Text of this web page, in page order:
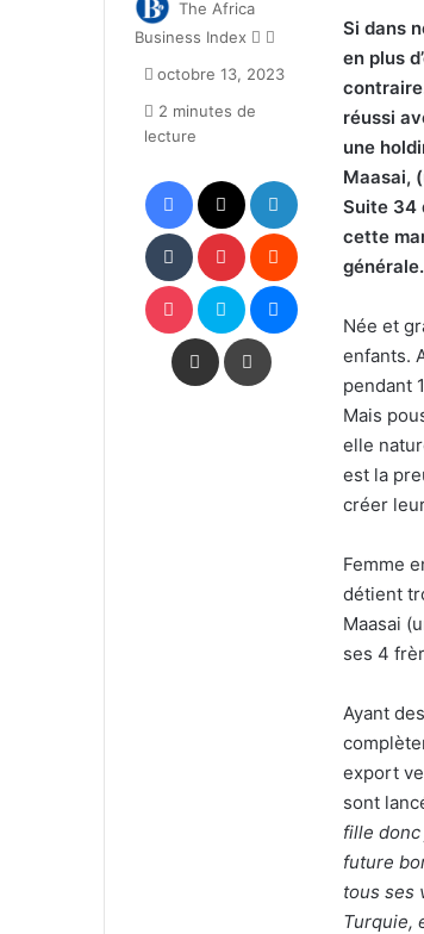
Si dans
en plus
réussi
une
Maasai,
Suite 34
cette
Née et
enfants.
pendant
Mais
elle
est la
créer
Femme
détient
Maasai
ses 4
Ayant
export
sont
fille donc
future
tous ses
Turquie,
The Africa
Business Index
Follow
Xcourriel
octobre 13, 2023
2 minutes de
lecture
Facebook Linkedin
Tumblr PinterestReddit
Pocket Skype
Partager par email Imprimer